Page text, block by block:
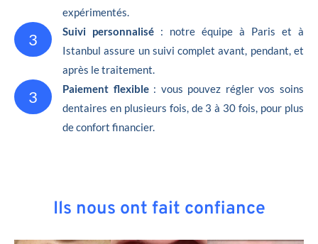
expérimentés.
3 Suivi personnalisé : notre équipe à Paris et à
Istanbul assure un suivi complet avant, pendant, et
après le traitement.
3 Paiement flexible: vous pouvez régler vos soins
dentaires en plusieurs fois, de 3 à 30 fois, pour plus
de confort financier.
Ils nous ont fait confiance